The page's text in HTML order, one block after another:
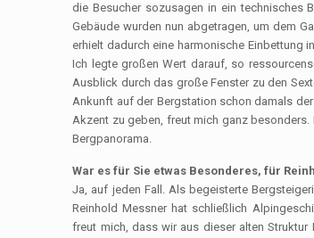
die Besucher sozusagen in ein technisches
Gebäude wurden nun abgetragen, um dem
erhielt dadurch eine harmonische Einbettung
Ich legte großen Wert darauf, so
Ausblick durch das große Fenster zu den
Ankunft auf der Bergstation schon damals
Akzent zu geben, freut mich ganz
Bergpanorama.
War es für Sie etwas Besonderes, für
Ja, auf jeden Fall. Als begeisterte
Reinhold Messner hat schließlich
freut mich, dass wir aus dieser alten